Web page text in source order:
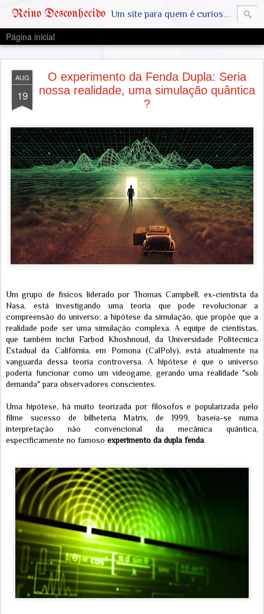
Reino Desconhecido Um site para quem é curioso e também quer estar ciente das notícias que geralmente não aparecem na grande mídia. Abram a mente, pensem fora da caixinha. SAIAM DA MATRIX !! A VERDADE ESTÁ LA FORA
Página inicial
AUG
19
O experimento da Fenda Dupla: Seria
nossa realidade, uma simulação quântica
?
Um grupo de físicos liderado por Thomas Campbell, ex-cientista da
Nasa, está investigando uma teoria que pode revolucionar a
compreensão do universo: a hipótese da simulação, que propõe que a
realidade pode ser uma simulação complexa. A equipe de cientistas,
que também inclui Farbod Khoshnoud, da Universidade Politécnica
Estadual da Califórnia, em Pomona (CalPoly), está atualmente na
vanguarda dessa teoria controversa. A hipótese é que o universo
poderia funcionar como um videogame, gerando uma realidade "sob
demanda" para observadores conscientes.
Uma hipótese, há muito teorizada por filósofos e popularizada pelo
filme sucesso de bilheteria Matrix, de 1999, baseia-se numa
interpretação não convencional da mecânica quântica,
especificamente no famoso experimento da dupla fenda.